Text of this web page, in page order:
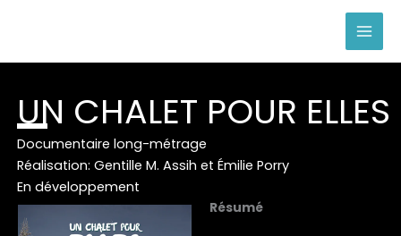
UN CHALET POUR ELLES
Documentaire long-métrage
Réalisation: Gentille M. Assih et Émilie Porry
En développement
Résumé